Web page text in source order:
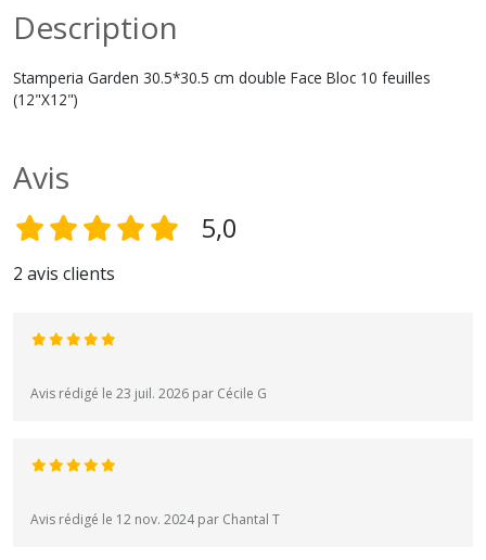
Description
Stamperia Garden 30.5*30.5 cm double Face Bloc 10 feuilles
(12"X12")
Avis
5,0
2 avis clients
Avis rédigé le 23 juil. 2026 par Cécile G
Avis rédigé le 12 nov. 2024 par Chantal T